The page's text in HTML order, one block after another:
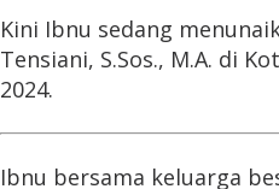
Kini Ibnu sedang
Tensiani, S.Sos., M.A. di
2024.
Ibnu bersama keluarga